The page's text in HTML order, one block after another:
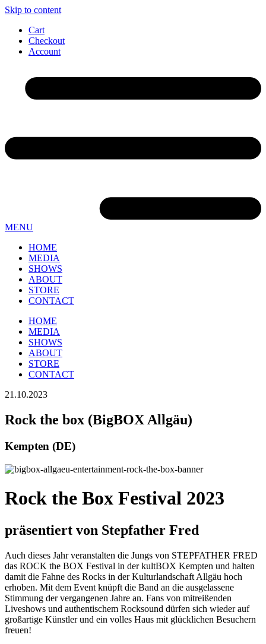
Skip to content
Cart
Checkout
Account
MENU
HOME
MEDIA
SHOWS
ABOUT
STORE
CONTACT
HOME
MEDIA
SHOWS
ABOUT
STORE
CONTACT
21.10.2023
Rock the box (BigBOX Allgäu)
Kempten (DE)
Rock the Box Festival 2023
präsentiert von Stepfather Fred
Auch dieses Jahr veranstalten die Jungs von STEPFATHER FRED
das ROCK the BOX Festival in der kultBOX Kempten und halten
damit die Fahne des Rocks in der Kulturlandschaft Allgäu hoch
erhoben. Mit dem Event knüpft die Band an die ausgelassene
Stimmung der vergangenen Jahre an. Fans von mitreißenden
Liveshows und authentischem Rocksound dürfen sich wieder auf
großartige Künstler und ein volles Haus mit glücklichen Besuchern
freuen!